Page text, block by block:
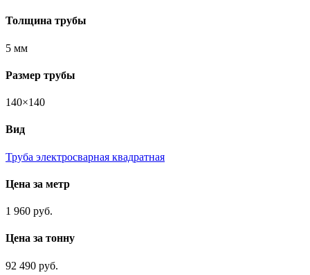
Толщина трубы
5 мм
Размер трубы
140×140
Вид
Труба электросварная квадратная
Цена за метр
1 960 руб.
Цена за тонну
92 490 руб.